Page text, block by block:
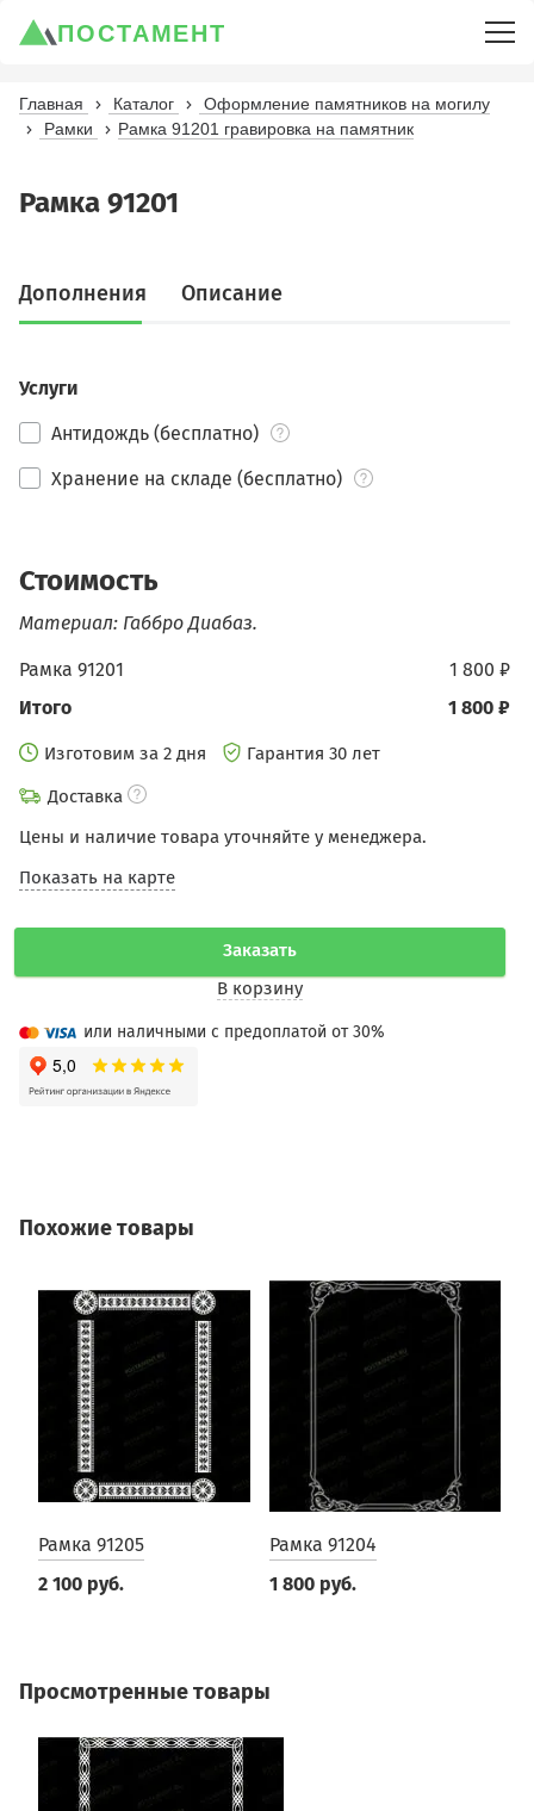
ПОСТАМЕНТ
Главная Каталог
Оформление памятников на могилу
Рамки
Рамка 91201 гравировка на памятник
Рамка 91201
Дополнения Описание
Услуги
Антидождь (бесплатно)
Хранение на складе (бесплатно)
Стоимость
Материал: Габбро Диабаз.
1 800 ₽
Рамка 91201
1 800 ₽
Итого
Изготовим за 2 дня
Гарантия 30 лет
Доставка
Цены и наличие товара уточняйте у менеджера.
Показать на карте
Заказать
В корзину
или наличными с предоплатой от 30%
Похожие товары
Рамка 91205
2 100 руб.
Рамка 91204
1 800 руб.
Просмотренные товары